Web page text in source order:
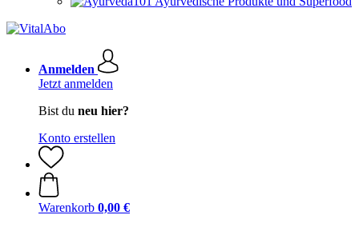
Anmelden
Jetzt anmelden
Bist du neu hier?
Konto erstellen
Warenkorb 0,00 €